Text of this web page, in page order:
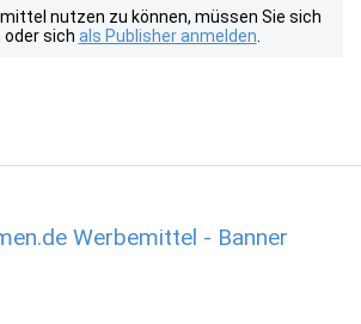
nutzen zu können, müssen Sie sich
oder sich als Publisher anmelden
Werbemittel - Banner